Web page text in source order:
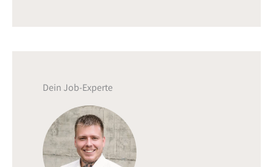
Dein Job-Experte